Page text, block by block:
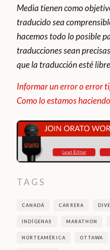
Media tienen como
traducido sea
hacemos todo lo posible
traducciones sean
que la traducción esté
Informar un error o error
Como lo estamos haciendo
TAGS
CANADÁ CARRERA
INDÍGENAS MARATHON
NORTEAMÉRICA OTTAWA